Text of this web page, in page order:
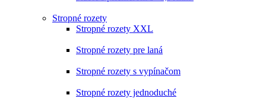
Stropné rozety
Stropné rozety XXL
Stropné rozety pre laná
Stropné rozety s vypínačom
Stropné rozety jednoduché